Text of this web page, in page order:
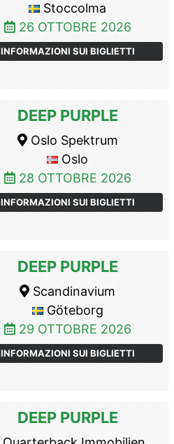
Stoccolma
26 OTTOBRE 2026
INFORMAZIONI SUI BIGLIETTI
DEEP PURPLE
Oslo Spektrum
Oslo
28 OTTOBRE 2026
INFORMAZIONI SUI BIGLIETTI
DEEP PURPLE
Scandinavium
Göteborg
29 OTTOBRE 2026
INFORMAZIONI SUI BIGLIETTI
DEEP PURPLE